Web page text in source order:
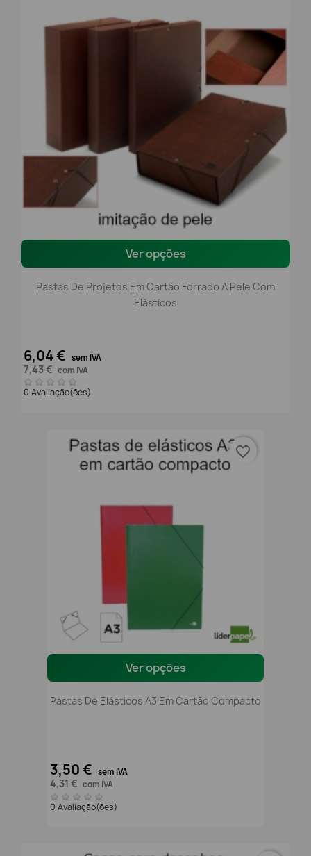
Ver opções
Pastas De Projetos Em Cartão Forrado A Pele Com
Elásticos
6,04 € sem IVA
7,43 € com IVA
0 Avaliação(ões)
Ver opções
Pastas De Elásticos A3 Em Cartão Compacto
3,50 € sem IVA
4,31 € com IVA
0 Avaliação(ões)
favorite_border